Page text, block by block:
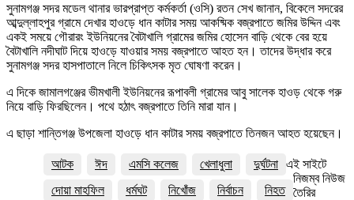
সুনামগঞ্জ সদর মডেল থানার ভারপ্রাপ্ত কর্মকর্তা (ওসি) রতন সেখ জানান, বিকেলে সদরের
আব্দুল্লাহপুর গ্রামে দেখার হাওড়ে ধান কাটার সময় আকষ্মিক বজ্রপাতে জমির উদ্দিন এবং
একই সময়ে গৌরারং ইউনিয়নের বৈটাখালি গ্রামের জমির হোসেন বাড়ি থেকে বের হয়ে
বৈটাখালি নদীঘাট দিয়ে হাওড়ে যাওয়ার সময় বজ্রপাতে আহত হন। তাদের উদ্ধার করে
সুনামগঞ্জ সদর হাসপাতালে নিলে চিকিৎসক মৃত ঘোষণা করেন।
এ দিকে জামালগঞ্জের ভীমখালী ইউনিয়নের রূপাবলী গ্রামের আবু সালেক হাওড় থেকে গরু
নিয়ে বাড়ি ফিরছিলেন। পথে হঠাৎ বজ্রপাতে তিনি মারা যান।
এ ছাড়া শান্তিগঞ্জ উপজেলা হাওড়ে ধান কাটার সময় বজ্রপাতে তিনজন আহত হয়েছেন।
আটক ঈদ এমসি কলেজ খেলাধুলা
দুর্ঘটনা
দোয়া মাহফিল
ধর্মঘট নিখোঁজ নির্বাচন
নিহত
এই সাইটে
নিজম্ব নিউজ
তৈরির